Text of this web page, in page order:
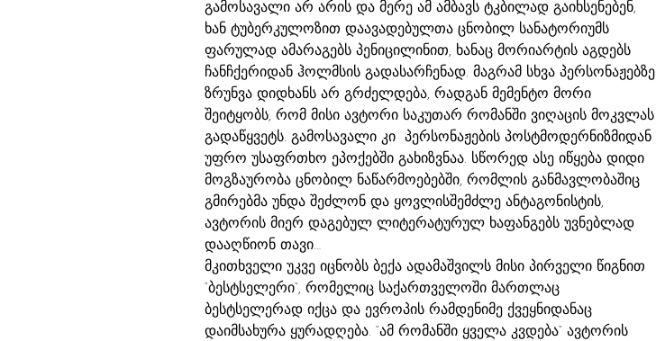
გამოსავალი არ არის და მერე ამ ამბავს ტკბილად გაიხსენებენ,
ხან ტუბერკულოზით დაავადებულთა ცნობილ სანატორიუმს
ფარულად ამარაგებს პენიცილინით, ხანაც მორიარტის აგდებს
ჩანჩქერიდან ჰოლმსის გადასარჩენად. მაგრამ სხვა პერსონაჟებზე
ზრუნვა დიდხანს არ გრძელდება, რადგან მემენტო მორი
შეიტყობს, რომ მისი ავტორი საკუთარ რომანში ვიღაცის მოკვლას
გადაწყვეტს. გამოსავალი კი პერსონაჟების პოსტმოდერნიზმიდან
უფრო უსაფრთხო ეპოქებში გახიზვნაა. სწორედ ასე იწყება დიდი
მოგზაურობა ცნობილ ნაწარმოებებში, რომლის განმავლობაშიც
გმირებმა უნდა შეძლონ და ყოვლისშემძლე ანტაგონისტის,
ავტორის მიერ დაგებულ ლიტერატურულ ხაფანგებს უვნებლად
დააღწიონ თავი…
მკითხველი უკვე იცნობს ბექა ადამაშვილს მისი პირველი წიგნით
“ბესტსელერი“, რომელიც საქართველოში მართლაც
ბესტსელერად იქცა და ევროპის რამდენიმე ქვეყნიდანაც
დაიმსახურა ყურადღება. “ამ რომანში ყველა კვდება“ ავტორის